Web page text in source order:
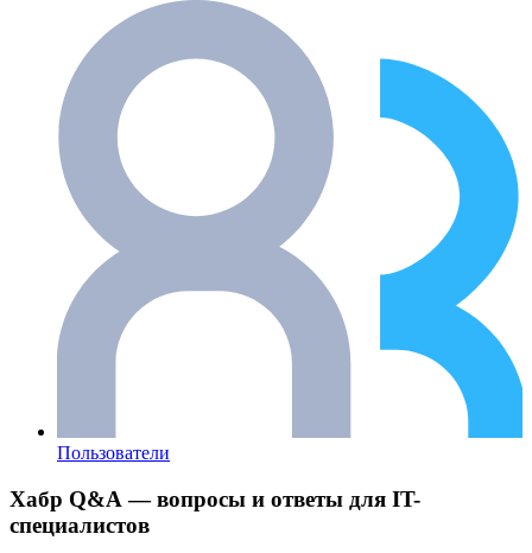
Пользователи
Хабр Q&A — вопросы и ответы для IT-
специалистов